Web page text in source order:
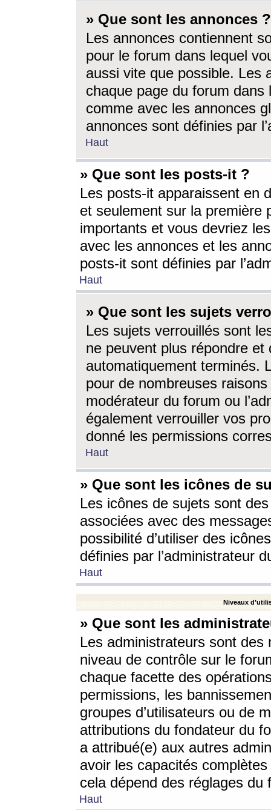
» Que sont les annonces ?
Les annonces contiennent
pour le forum dans lequel
aussi vite que possible. Les
chaque page du forum dans
comme avec les annonces
annonces sont définies par
Haut
» Que sont les posts-it ?
Les posts-it apparaissent en
et seulement sur la première
importants et vous devriez
avec les annonces et les
posts-it sont définies par
Haut
» Que sont les sujets
Les sujets verrouillés sont
ne peuvent plus répondre
automatiquement terminés.
pour de nombreuses
modérateur du forum ou
également verrouiller vos
donné les permissions
Haut
» Que sont les icônes de
Les icônes de sujets sont
associées avec des
possibilité d’utiliser des
définies par l’administrateur
Haut
Niveaux
» Que sont les
Les administrateurs sont
niveau de contrôle sur le
chaque facette des
permissions, les
groupes d’utilisateurs ou de
attributions du fondateur du
a attribué(e) aux autres
avoir les capacités
cela dépend des réglages du
Haut